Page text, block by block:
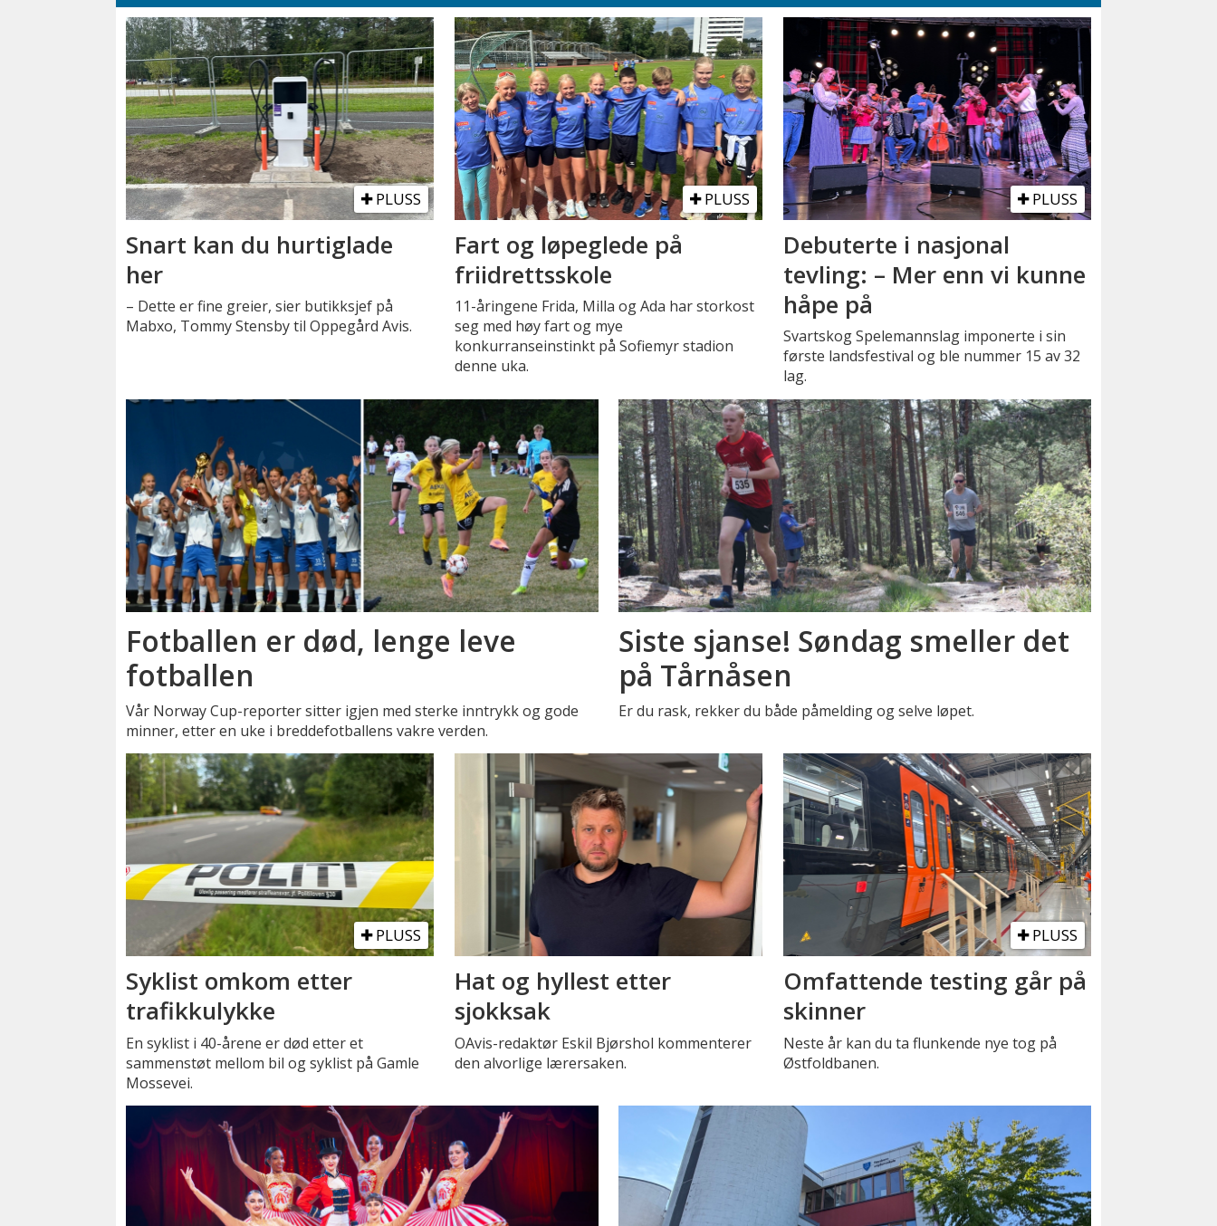
PLUSS
Snart kan du hurtiglade
her
– Dette er fine greier, sier butikksjef på
Mabxo, Tommy Stensby til Oppegård Avis.
PLUSS
Fart og løpeglede på
friidrettsskole
11-åringene Frida, Milla og Ada har storkost
seg med høy fart og mye
konkurranseinstinkt på Sofiemyr stadion
denne uka.
PLUSS
Debuterte i nasjonal
tevling: – Mer enn vi kunne
håpe på
Svartskog Spelemannslag imponerte i sin
første landsfestival og ble nummer 15 av 32
lag.
Fotballen er død, lenge leve
fotballen
Vår Norway Cup-reporter sitter igjen med sterke inntrykk og gode
minner, etter en uke i breddefotballens vakre verden.
Siste sjanse! Søndag smeller det
på Tårnåsen
Er du rask, rekker du både påmelding og selve løpet.
PLUSS
Syklist omkom etter
trafikkulykke
En syklist i 40-årene er død etter et
sammenstøt mellom bil og syklist på Gamle
Mossevei.
Hat og hyllest etter
sjokksak
OAvis-redaktør Eskil Bjørshol kommenterer
den alvorlige lærersaken.
PLUSS
Omfattende testing går på
skinner
Neste år kan du ta flunkende nye tog på
Østfoldbanen.